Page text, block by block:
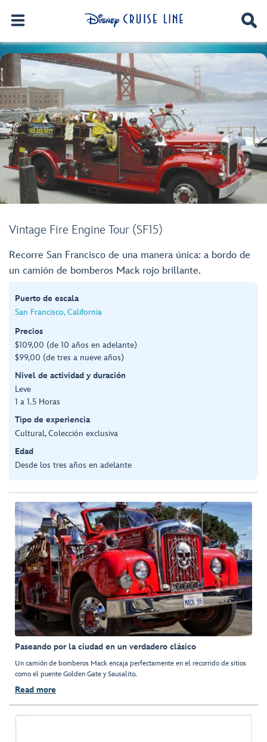
Vintage Fire Engine Tour (SF15)
Recorre San Francisco de una manera única: a bordo de
un camión de bomberos Mack rojo brillante.
Puerto de escala
San Francisco, California
Precios
$109,00 (de 10 años en adelante)
$99,00 (de tres a nueve años)
Nivel de actividad y duración
Leve
1 a 1.5 Horas
Tipo de experiencia
Cultural, Colección exclusiva
Edad
Desde los tres años en adelante
Paseando por la ciudad en un verdadero clásico
Un camión de bomberos Mack encaja perfectamente en el recorrido de sitios
como el puente Golden Gate y Sausalito.
Read more